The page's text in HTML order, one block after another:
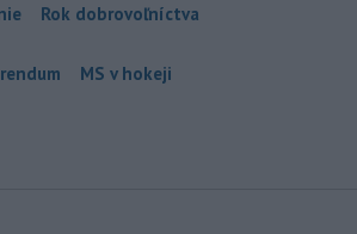
Rok dobrovoľníctva
MS v hokeji